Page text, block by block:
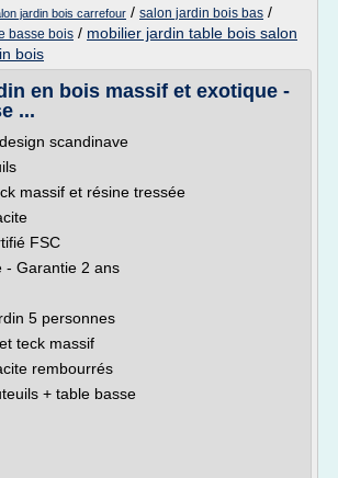
jardin bois carrefour / salon jardin bois bas /
basse bois / mobilier jardin table bois salon
bois
en bois massif et exotique -
...
scandinave
massif et résine tressée
FSC
- Garantie 2 ans
5 personnes
teck massif
rembourrés
+ table basse